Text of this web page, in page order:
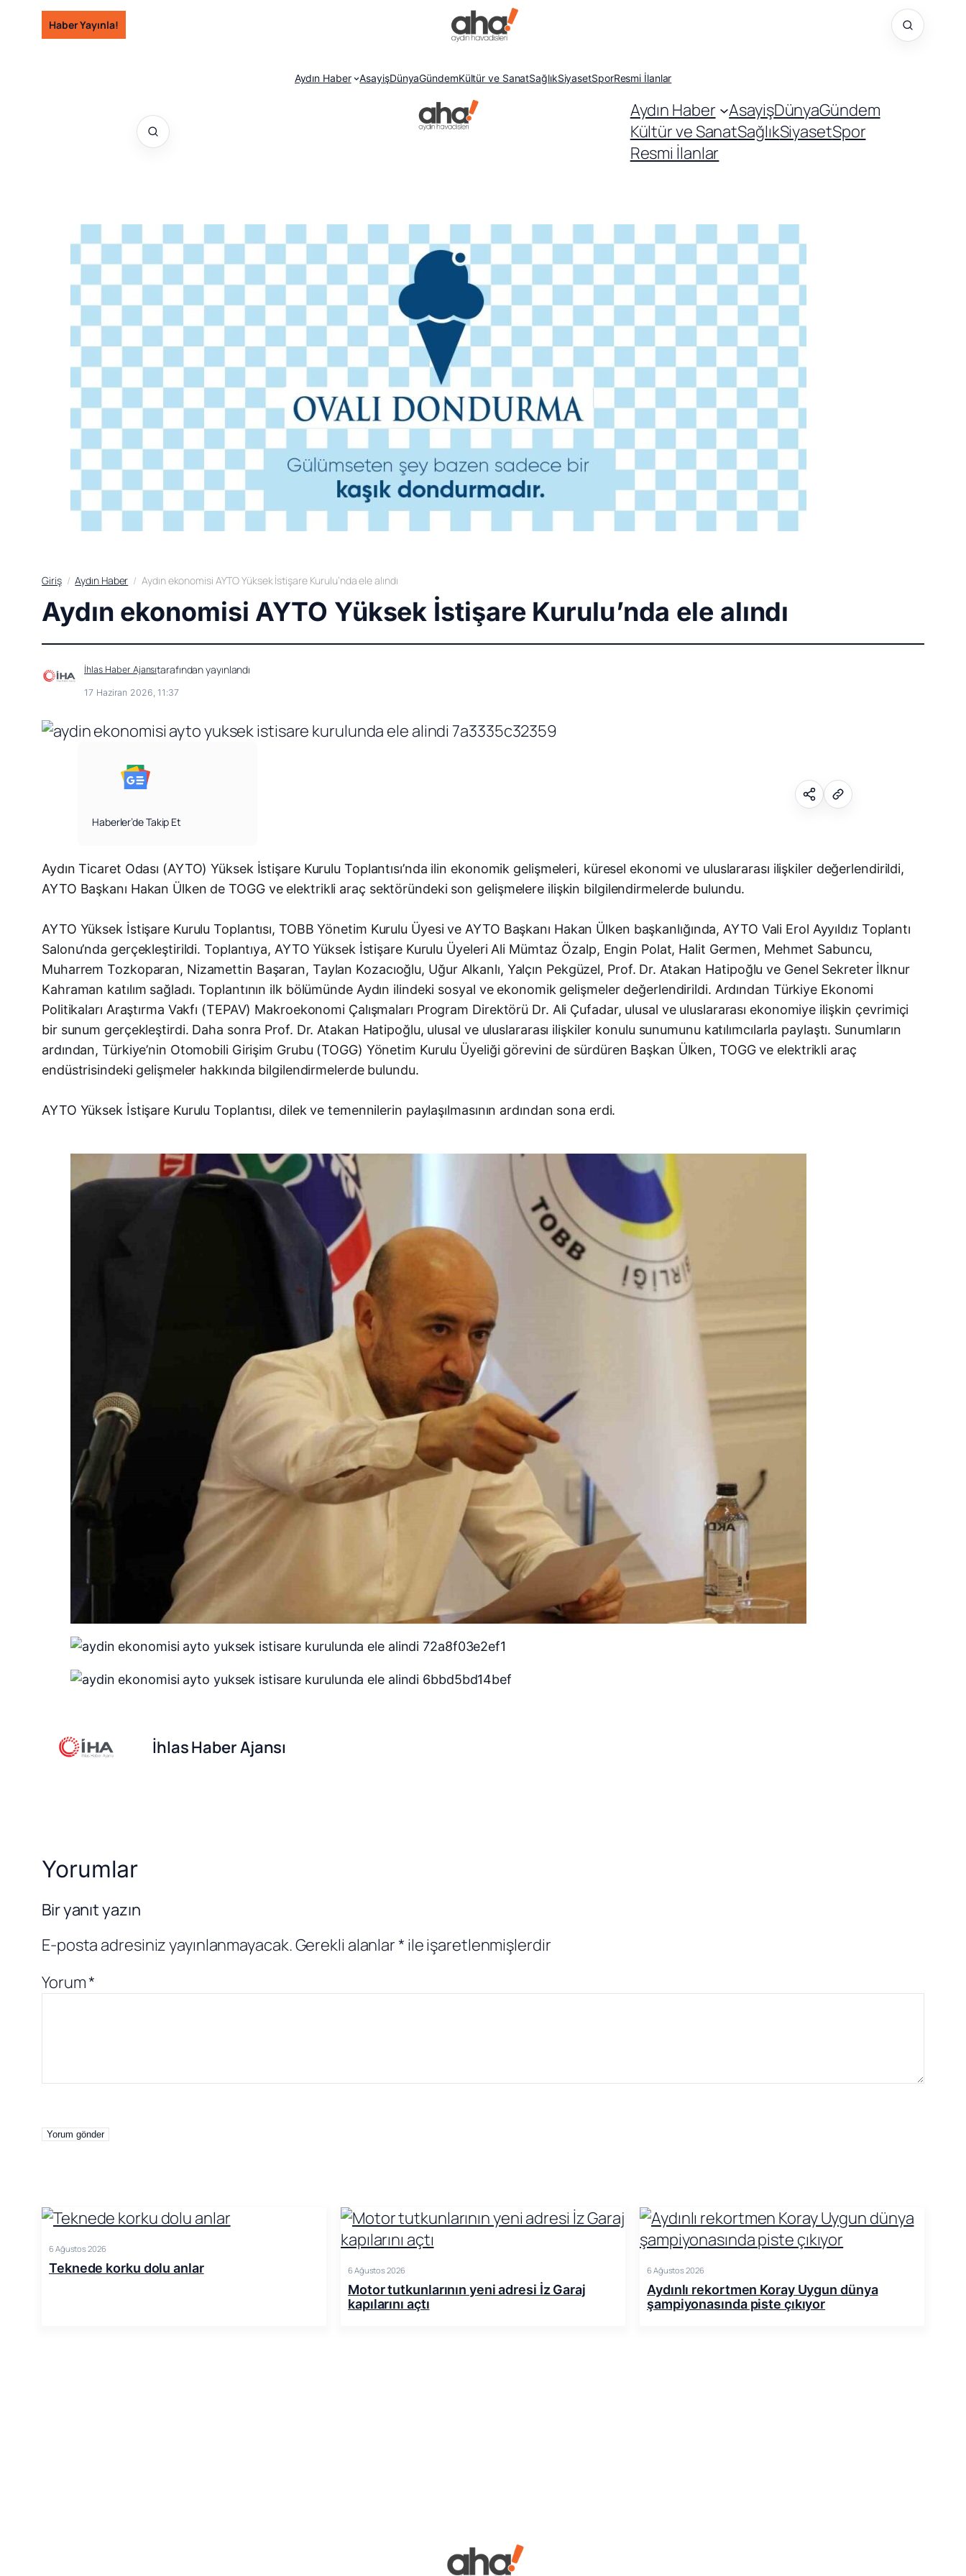
İçeriğeHaber Yayınla!
Aydın Haber AsayişDünyaGündemKültür ve SanatSağlıkSiyasetSporResmi İlanlar
Aydın Haber AsayişDünyaGündem
Kültür ve SanatSağlıkSiyasetSpor
Resmi İlanlar
Giriş Aydın Haber Aydın ekonomisi AYTO Yüksek İstişare Kurulu’nda ele alındı
Aydın ekonomisi AYTO Yüksek İstişare Kurulu’nda ele alındı
İhlas Haber Ajansıtarafından yayınlandı
17 Haziran 2026, 11:37
Haberler’de Takip Et
Facebook
WhatsApp
Telegram
LinkedIn
E-posta
Aydın Ticaret Odası (AYTO) Yüksek İstişare Kurulu Toplantısı’nda ilin ekonomik gelişmeleri, küresel ekonomi ve uluslararası ilişkiler değerlendirildi,
AYTO Başkanı Hakan Ülken de TOGG ve elektrikli araç sektöründeki son gelişmelere ilişkin bilgilendirmelerde bulundu.
AYTO Yüksek İstişare Kurulu Toplantısı, TOBB Yönetim Kurulu Üyesi ve AYTO Başkanı Hakan Ülken başkanlığında, AYTO Vali Erol Ayyıldız Toplantı
Salonu’nda gerçekleştirildi. Toplantıya, AYTO Yüksek İstişare Kurulu Üyeleri Ali Mümtaz Özalp, Engin Polat, Halit Germen, Mehmet Sabuncu,
Muharrem Tozkoparan, Nizamettin Başaran, Taylan Kozacıoğlu, Uğur Alkanlı, Yalçın Pekgüzel, Prof. Dr. Atakan Hatipoğlu ve Genel Sekreter İlknur
Kahraman katılım sağladı. Toplantının ilk bölümünde Aydın ilindeki sosyal ve ekonomik gelişmeler değerlendirildi. Ardından Türkiye Ekonomi
Politikaları Araştırma Vakfı (TEPAV) Makroekonomi Çalışmaları Program Direktörü Dr. Ali Çufadar, ulusal ve uluslararası ekonomiye ilişkin çevrimiçi
bir sunum gerçekleştirdi. Daha sonra Prof. Dr. Atakan Hatipoğlu, ulusal ve uluslararası ilişkiler konulu sunumunu katılımcılarla paylaştı. Sunumların
ardından, Türkiye’nin Otomobili Girişim Grubu (TOGG) Yönetim Kurulu Üyeliği görevini de sürdüren Başkan Ülken, TOGG ve elektrikli araç
endüstrisindeki gelişmeler hakkında bilgilendirmelerde bulundu.
AYTO Yüksek İstişare Kurulu Toplantısı, dilek ve temennilerin paylaşılmasının ardından sona erdi.
İhlas Haber Ajansı
Yorumlar
Bir yanıt yazın
E-posta adresiniz yayınlanmayacak.Gerekli alanlar* ile işaretlenmişlerdir
Yorum*
6 Ağustos 2026
Teknede korku dolu anlar 6 Ağustos 2026
Motor tutkunlarının yeni adresi İz Garaj
kapılarını açtı
6 Ağustos 2026
Aydınlı rekortmen Koray Uygun dünya
şampiyonasında piste çıkıyor